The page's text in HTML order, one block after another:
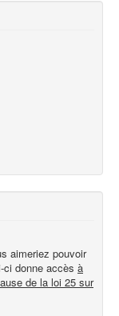
aimeriez pouvoir
ci donne accès à
de la loi 25 sur